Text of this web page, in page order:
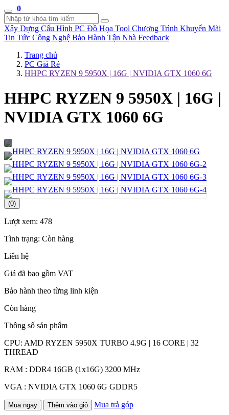
0
Xây Dựng Cấu Hình PC Đồ Họa Tool Chương Trình Khuyến Mãi
Tin Tức Công Nghệ Bảo Hành Tận Nhà Feedback
Trang chủ
PC Giá Rẻ
HHPC RYZEN 9 5950X | 16G | NVIDIA GTX 1060 6G
HHPC RYZEN 9 5950X | 16G |
NVIDIA GTX 1060 6G
(0)
Lượt xem: 478
Tình trạng: Còn hàng
Liên hệ
Giá đã bao gồm VAT
Bảo hành theo từng linh kiện
Còn hàng
Thông số sản phẩm
CPU: AMD RYZEN 5950X TURBO 4.9G | 16 CORE | 32
THREAD
RAM : DDR4 16GB (1x16G) 3200 MHz
VGA : NVIDIA GTX 1060 6G GDDR5
Mua ngay Thêm vào giỏ Mua trả góp